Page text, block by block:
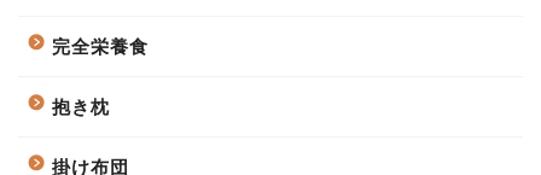
完全栄養食
抱き枕
掛け布団